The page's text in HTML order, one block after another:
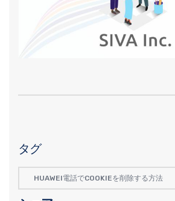
タグ
HUAWEI電話でCOOKIEを削除する方法